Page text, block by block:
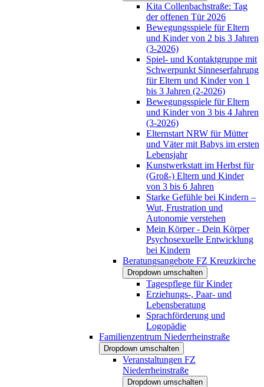
Kita Collenbachstraße: Tag
der offenen Tür 2026
Bewegungsspiele für Eltern
und Kinder von 2 bis 3 Jahren
(3-2026)
Spiel- und Kontaktgruppe mit
Schwerpunkt Sinneserfahrung
für Eltern und Kinder von 1
bis 3 Jahren (2-2026)
Bewegungsspiele für Eltern
und Kinder von 3 bis 4 Jahren
(3-2026)
Elternstart NRW für Mütter
und Väter mit Babys im ersten
Lebensjahr
Kunstwerkstatt im Herbst für
(Groß-) Eltern und Kinder
von 3 bis 6 Jahren
Starke Gefühle bei Kindern –
Wut, Frustration und
Autonomie verstehen
Mein Körper - Dein Körper
Psychosexuelle Entwicklung
bei Kindern
Beratungsangebote FZ Kreuzkirche
Dropdown umschalten
Tagespflege für Kinder
Erziehungs-, Paar- und
Lebensberatung
Sprachförderung und
Logopädie
Familienzentrum Niederrheinstraße
Dropdown umschalten
Veranstaltungen FZ
Niederrheinstraße
Dropdown umschalten